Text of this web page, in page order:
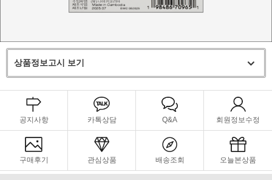
상품정보고시 보기
공지사항 카톡상담 Q&A 회원정보수정
구매후기 관심상품 배송조회 오늘본상품